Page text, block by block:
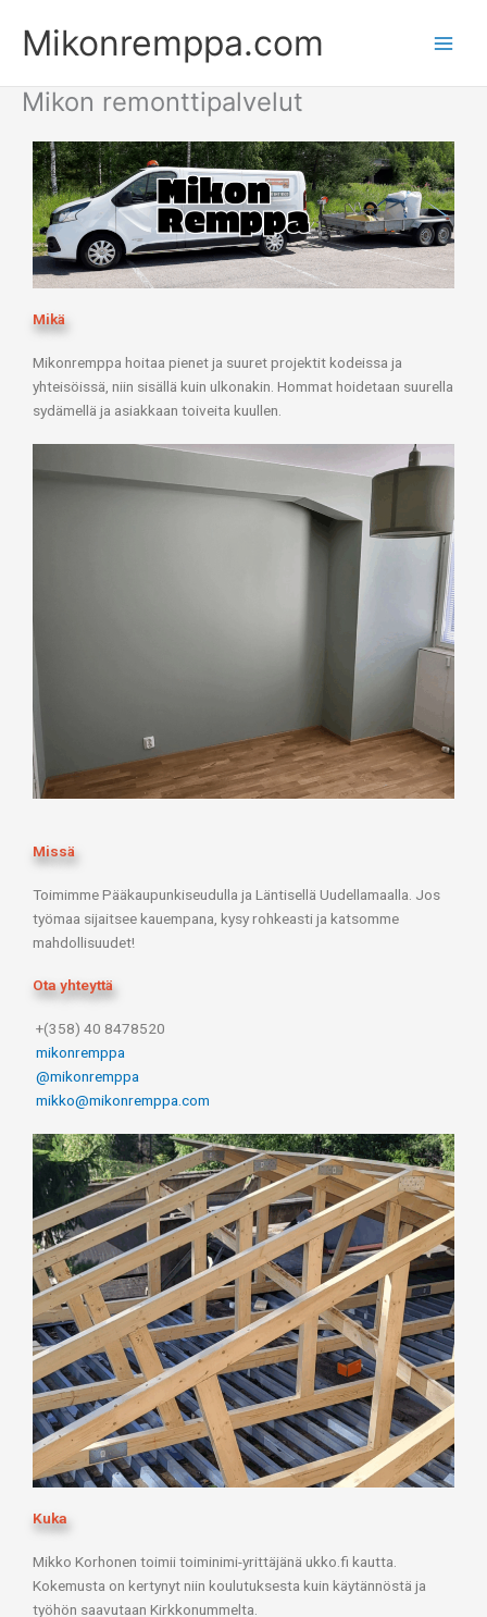
sisältöön
Mikonremppa.com
Mikon remonttipalvelut
Mikä
Mikonremppa hoitaa pienet ja suuret projektit kodeissa ja
yhteisöissä, niin sisällä kuin ulkonakin. Hommat hoidetaan suurella
sydämellä ja asiakkaan toiveita kuullen.
Missä
Toimimme Pääkaupunkiseudulla ja Läntisellä Uudellamaalla. Jos
työmaa sijaitsee kauempana, kysy rohkeasti ja katsomme
mahdollisuudet!
Ota yhteyttä
+(358) 40 8478520
mikonremppa
@mikonremppa
mikko@mikonremppa.com
Kuka
Mikko Korhonen toimii toiminimi-yrittäjänä ukko.fi kautta.
Kokemusta on kertynyt niin koulutuksesta kuin käytännöstä ja
työhön saavutaan Kirkkonummelta.